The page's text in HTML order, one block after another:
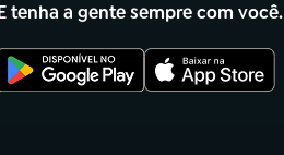
tenha a gente sempre com você.